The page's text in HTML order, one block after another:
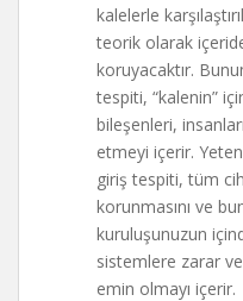
kalelerle
teorik olarak
koruyacaktır.
tespiti, “kalenin”
bileşenleri,
etmeyi içerir.
giriş tespiti, tüm
korunmasını ve
kuruluşunuzun
sistemlere zarar
emin olmayı içerir.